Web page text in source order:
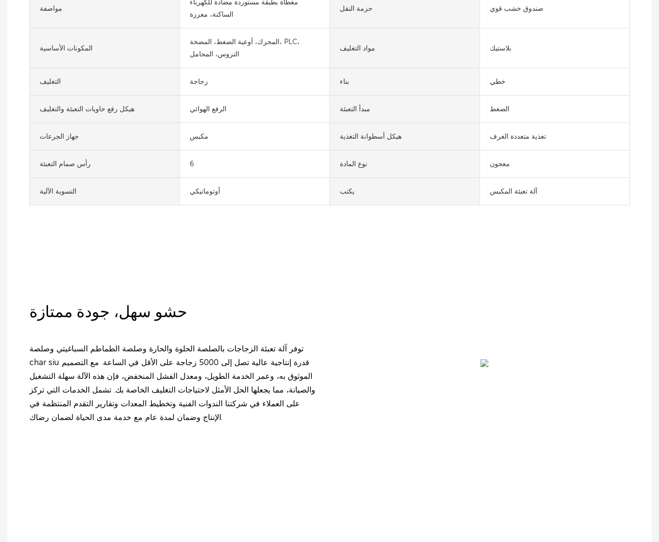
مواصفة
مغطاة بطبقة مستوردة مضادة للكهرباء
الساكنة، معززة
حزمة النقل صندوق خشب قوي
المكونات الأساسية
المحرك، أوعية الضغط، المضخة، PLC،
التروس، المحامل
مواد التغليف بلاستيك
التغليف زجاجة بناء خطي
هيكل رفع حاويات التعبئة والتغليف الرفع الهوائي مبدأ التعبئة الضغط
جهاز الجرعات مكبس هيكل أسطوانة التغذية تغذية متعددة الغرف
رأس صمام التعبئة 6 نوع المادة معجون
التسوية الآلية أوتوماتيكي يكتب آلة تعبئة المكبس
توفر آلة تعبئة الزجاجات بالصلصة الحلوة والحارة وصلصة الطماطم السباغيتي وصلصة
char siu قدرة إنتاجية عالية تصل إلى 5000 زجاجة على الأقل في الساعة. مع التصميم
الموثوق به، وعمر الخدمة الطويل، ومعدل الفشل المنخفض، فإن هذه الآلة سهلة التشغيل
والصيانة، مما يجعلها الحل الأمثل لاحتياجات التغليف الخاصة بك. تشمل الخدمات التي تركز
على العملاء في شركتنا الندوات الفنية وتخطيط المعدات وتقارير التقدم المنتظمة في
الإنتاج وضمان لمدة عام مع خدمة مدى الحياة لضمان رضاك.